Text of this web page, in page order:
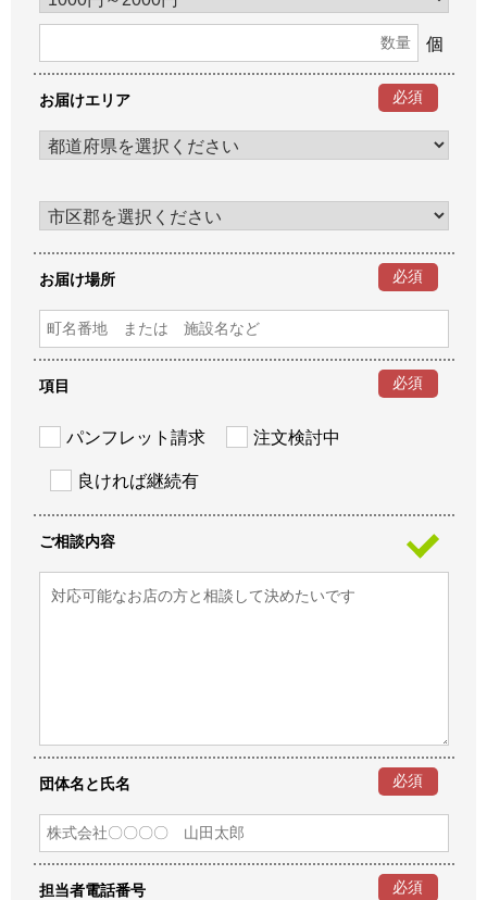
個
お届けエリア 必須
お届け場所 必須
項目 必須
パンフレット請求 注文検討中
良ければ継続有
ご相談内容
団体名と氏名 必須
担当者電話番号 必須